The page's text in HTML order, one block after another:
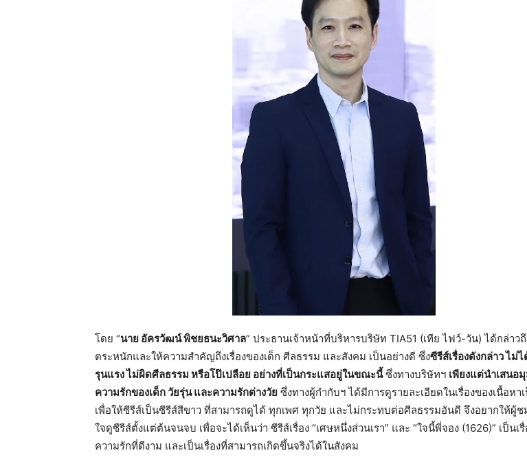
โดย “นาย อัครวัฒน์ พิชยธนะวิศาล” ประธานเจ้าหน้าที่บริหารบริษัท TIA51 (เทีย ไฟว์-วัน) ได้กล่าวถึ
ตระหนักและให้ความสำคัญถึงเรื่องของเด็ก ศีลธรรม และสังคม เป็นอย่างดี ซึ่งซีรีส์เรื่องดังกล่าว ไม่
รุนแรง ไม่ผิดศีลธรรม หรือโป๊เปลือย อย่างที่เป็นกระแสอยู่ในขณะนี้ซึ่งทางบริษัทฯ เพียงแต่นำเสนอ
ความรักของเด็ก วัยรุ่น และความรักต่างวัย ซึ่งทางผู้กำกับฯ ได้มีการดูรายละเอียดในเรื่องของเนื้อหา
เพื่อให้ซีรีส์เป็นซีรีส์สีขาว ที่สามารถดูได้ ทุกเพศ ทุกวัย และไม่กระทบต่อศีลธรรมอันดี จึงอยากให้ผู้ช
ใจดูซีรีส์ตั้งแต่ต้นจนจบ เพื่อจะได้เห็นว่า ซีรีส์เรื่อง “เศษหนึ่งส่วนเรา” และ “ใจนี้พี่จอง (1626)” เป็นเรื่
ความรักที่ดีงาม และเป็นเรื่องที่สามารถเกิดขึ้นจริงได้ในสังคม